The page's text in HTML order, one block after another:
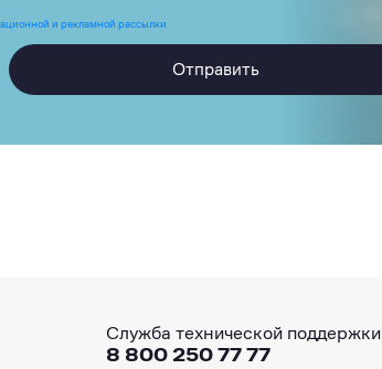
и рекламной рассылки
Отправить
Служба технической поддержки
8 800 250 77 77